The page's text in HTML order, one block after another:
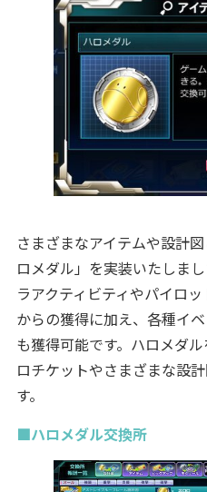
さまざまなアイテムや設計
ロメダル」を実装いたしま
ラアクティビティやパイロ
からの獲得に加え、各種イ
も獲得可能です。ハロメダ
ロチケットやさまざまな設
す。
■ハロメダル交換所